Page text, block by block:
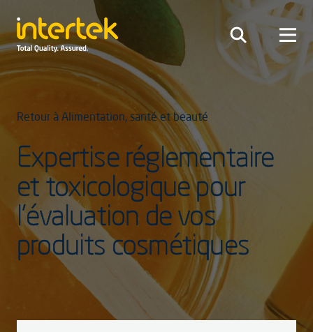
Retour à Alimentation, santé et beauté
Expertise réglementaire
et toxicologique pour
l’évaluation de vos
produits cosmétiques